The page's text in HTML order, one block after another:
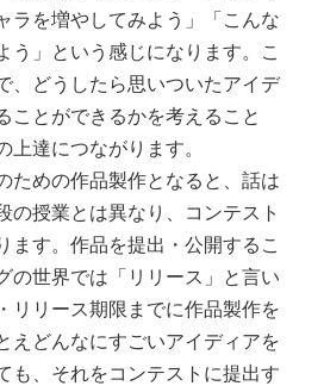
ラを増やしてみよう」「こんな
う」という感じになります。こ
、どうしたら思いついたアイデ
ことができるかを考えること
上達につながります。
ための作品製作となると、話は
の授業とは異なり、コンテスト
ます。作品を提出・公開するこ
の世界では「リリース」と言い
リリース期限までに作品製作を
えどんなにすごいアイディアを
も、それをコンテストに提出す